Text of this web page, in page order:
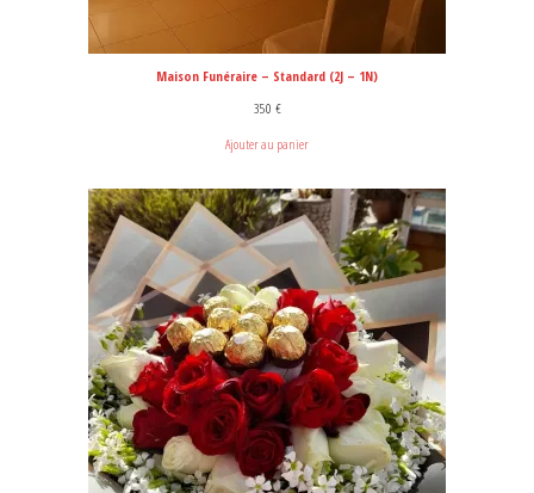
Maison Funéraire – Standard (2J – 1N)
350 €
Ajouter au panier